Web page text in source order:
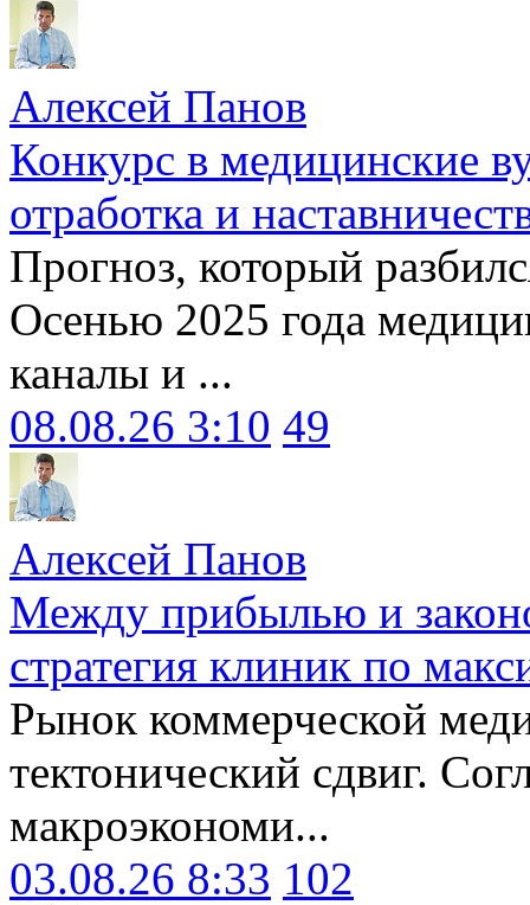
Алексей Панов
Конкурс в медицинские
отработка и
Прогноз, который
Осенью 2025 года
каналы и ...
08.08.26 3:10 49
Алексей Панов
Между прибылью и
стратегия клиник по
Рынок коммерческой
тектонический сдвиг.
макроэкономи...
03.08.26 8:33 102